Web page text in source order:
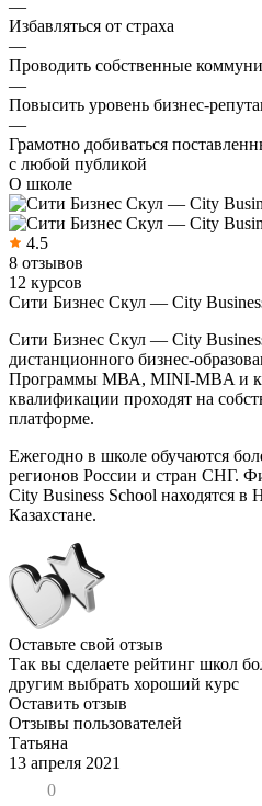
—
Избавляться от страха
—
Проводить собственные
—
Повысить уровень бизнес-
—
Грамотно добиваться
с любой публикой
О школе
4.5
8 отзывов
12 курсов
Сити Бизнес Скул — City
Сити Бизнес Скул — City
дистанционного бизнес-
Программы МВА, MINI-MBA и
квалификации проходят на
платформе.
Ежегодно в школе обучаются
регионов России и стран СНГ.
City Business School находятся
Казахстане.
Оставьте свой отзыв
Так вы сделаете рейтинг школ
другим выбрать хороший курс
Оставить отзыв
Отзывы пользователей
Татьяна
13 апреля 2021
0